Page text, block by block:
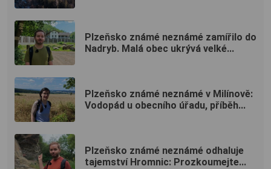
Plzeňsko známé neznámé zamířilo do
Nadryb. Malá obec ukrývá velké...
Plzeňsko známé neznámé v Milínově:
Vodopád u obecního úřadu, příběh...
Plzeňsko známé neznámé odhaluje
tajemství Hromnic: Prozkoumejte...